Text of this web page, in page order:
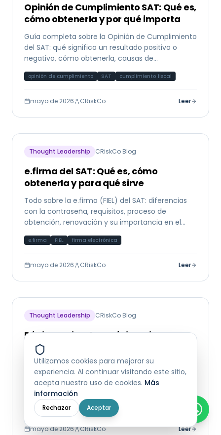
Opinión de Cumplimiento SAT: Qué es,
cómo obtenerla y por qué importa
Guía completa sobre la Opinión de Cumplimiento
del SAT: qué significa un resultado positivo o
negativo, cómo obtenerla, causas de
opinión de cumplimiento SAT cumplimiento fiscal
mayo de 2026 CRiskCo Leer
Thought Leadership CRiskCo Blog
e.firma del SAT: Qué es, cómo
obtenerla y para qué sirve
Todo sobre la e.firma (FIEL) del SAT: diferencias
con la contraseña, requisitos, proceso de
obtención, renovación y su importancia en el
e.firma FIEL firma electrónica
mayo de 2026 CRiskCo Leer
Thought Leadership CRiskCo Blog
Régimen Fiscal en México: Tipos,
cómo elegir y cómo cambiar
Guía completa de los regímenes fiscales en
México: RESICO, Actividad Empresarial, Régimen
General y más. Cómo elegir el correcto y su
impacto en el análisis crediticio.
régimen fiscal RESICO SAT
mayo de 2026 CRiskCo Leer
Utilizamos cookies para mejorar su
experiencia. Al continuar visitando este sitio,
acepta nuestro uso de cookies. Más
información
Rechazar Aceptar